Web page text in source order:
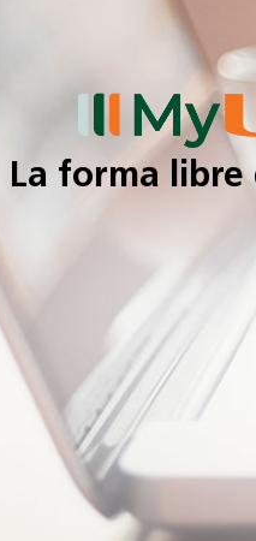
La forma libre